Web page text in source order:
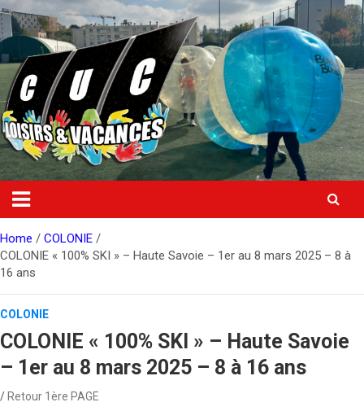
Skip
to
content
Home
COLONIE
COLONIE « 100% SKI » – Haute Savoie – 1er au 8 mars 2025 – 8 à
16 ans
COLONIE
COLONIE « 100% SKI » – Haute Savoie
– 1er au 8 mars 2025 – 8 à 16 ans
Retour 1ère PAGE